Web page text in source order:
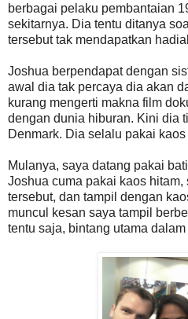
berbagai pelaku pembantaian
sekitarnya. Dia tentu ditanya
tersebut tak mendapatkan
Joshua berpendapat dengan
awal dia tak percaya dia akan
kurang mengerti makna film
dengan dunia hiburan. Kini dia
Denmark. Dia selalu pakai kaos
Mulanya, saya datang pakai
Joshua cuma pakai kaos
tersebut, dan tampil dengan
muncul kesan saya tampil
tentu saja, bintang utama